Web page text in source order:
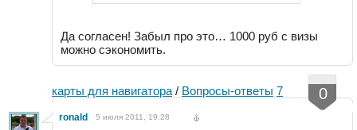
Да согласен! Забыл про это… 1000 руб с визы
можно сэкономить.
карты для навигатора / Вопросы-ответы 7 0
ronald 5 июля 2011, 19:28